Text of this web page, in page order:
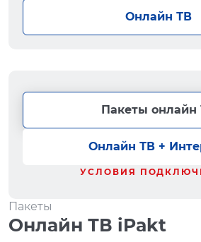
Онлайн ТВ
Пакеты онлайн
Онлайн ТВ +
УСЛОВИЯ
Пакеты
Онлайн ТВ iPakt